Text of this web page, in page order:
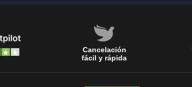
Cancelación
fácil y rápida